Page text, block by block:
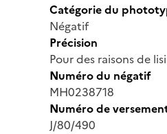
Catégorie du
Négatif
Précision
Pour des raisons de
Numéro du négatif
MH0238718
Numéro de
J/80/490